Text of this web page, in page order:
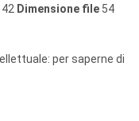
Dimensione file 54
per saperne di